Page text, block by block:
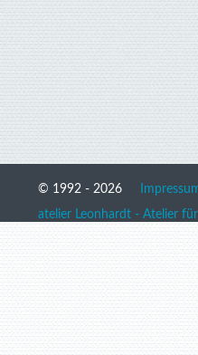
© 1992 - 2026
atelier Leonhardt - Atelier